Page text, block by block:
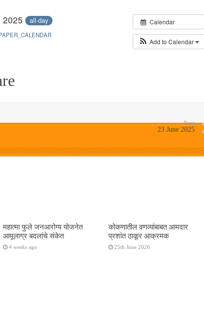
पनवेलमध्ये बैठक
वस्तूंच्या वाटपाचा उपक्रम
महाराजस्व समाधान शिबिरास पनवेलमध्ये उत्स्फूर्त प्रतिसाद
Calendar
Add to Calendar
2025 all-day
Next
23 June 2025
महात्मा फुले जनआरोग्य योजनेत
आमूलाग्र बदलांचे संकेत
4 weeks ago
कोकणातील वणव्यांबाबत आमदार
प्रशांत ठाकूर आक्रमक
25th June 2026